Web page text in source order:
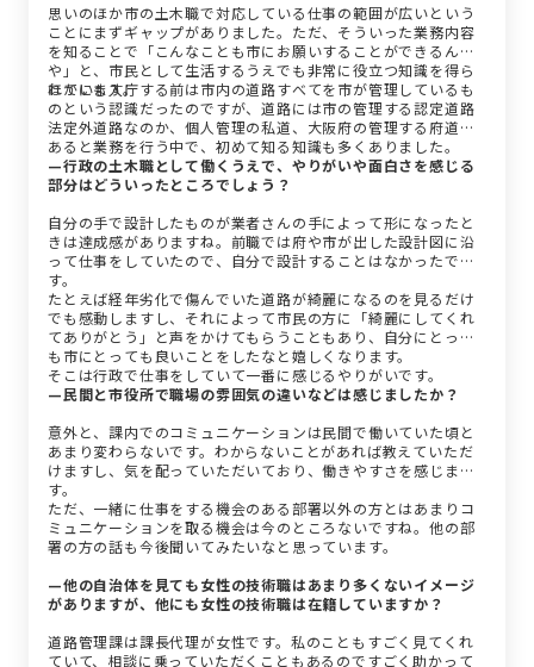
思いのほか市の土木職で対応している仕事の範囲が広いという
ことにまずギャップがありました。ただ、そういった業務内容
を知ることで「こんなことも市にお願いすることができるん
や」と、市民として生活するうえでも非常に役立つ知識を得ら
れています。
ほかにも入庁する前は市内の道路すべてを市が管理しているも
のという認識だったのですが、道路には市の管理する認定道路
法定外道路なのか、個人管理の私道、大阪府の管理する府道が
あると業務を行う中で、初めて知る知識も多くありました。
—行政の土木職として働くうえで、やりがいや面白さを感じる
部分はどういったところでしょう？
自分の手で設計したものが業者さんの手によって形になったと
きは達成感がありますね。前職では府や市が出した設計図に沿
って仕事をしていたので、自分で設計することはなかったで
す。
たとえば経年劣化で傷んでいた道路が綺麗になるのを見るだけ
でも感動しますし、それによって市民の方に「綺麗にしてくれ
てありがとう」と声をかけてもらうこともあり、自分にとって
も市にとっても良いことをしたなと嬉しくなります。
そこは行政で仕事をしていて一番に感じるやりがいです。
—民間と市役所で職場の雰囲気の違いなどは感じましたか？
意外と、課内でのコミュニケーションは民間で働いていた頃と
あまり変わらないです。わからないことがあれば教えていただ
けますし、気を配っていただいており、働きやすさを感じま
す。
ただ、一緒に仕事をする機会のある部署以外の方とはあまりコ
ミュニケーションを取る機会は今のところないですね。他の部
署の方の話も今後聞いてみたいなと思っています。
—他の自治体を見ても女性の技術職はあまり多くないイメージ
がありますが、他にも女性の技術職は在籍していますか？
道路管理課は課長代理が女性です。私のこともすごく見てくれ
ていて、相談に乗っていただくこともあるのですごく助かって